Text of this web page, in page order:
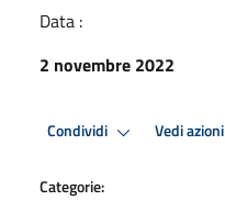
Data :
2 novembre 2022
Condividi Vedi azioni
Categorie: